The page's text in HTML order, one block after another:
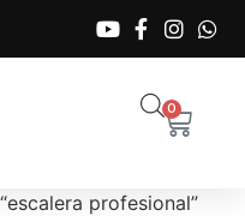
0
profesional”